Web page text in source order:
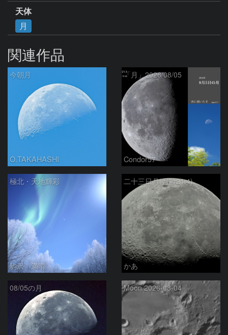
天体
月
関連作品
今朝月
O.TAKAHASHI
「月」2026/08/05
Condor57
極北・天地輝彩
駒沢 満晴
二十三日月(月齢21.4)
かあ
08/05の月 Moon 2026-08-04